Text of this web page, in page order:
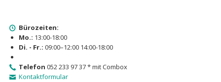
Bürozeiten:
Mo.: 13:00-18:00
Di. - Fr.: 09:00–12:00 14:00-18:00
Telefon 052 233 97 37 * mit Combox
Kontaktformular